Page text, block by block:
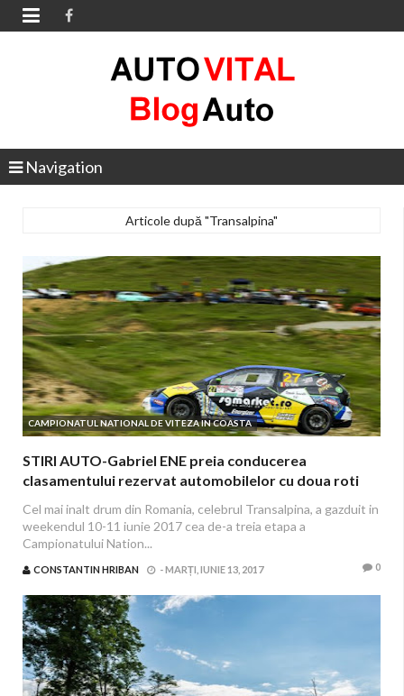

Navigation
Articole după "Transalpina"
CAMPIONATUL NATIONAL DE VITEZA IN COASTA
STIRI AUTO-Gabriel ENE preia conducerea
clasamentului rezervat automobilelor cu doua roti
Cel mai inalt drum din Romania, celebrul Transalpina, a gazduit in
weekendul 10-11 iunie 2017 cea de-a treia etapa a
Campionatului Nation...
CONSTANTIN HRIBAN -MARȚI, IUNIE 13, 2017 0